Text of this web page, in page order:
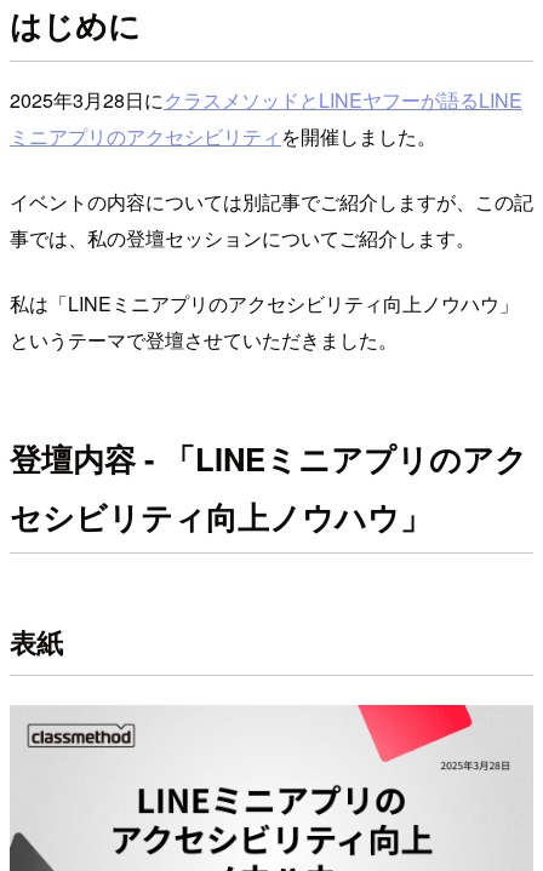
はじめに
2025年3月28日にクラスメソッドとLINEヤフーが語るLINE
ミニアプリのアクセシビリティ を開催しました。
イベントの内容については別記事でご紹介しますが、この記
事では、私の登壇セッションについてご紹介します。
私は「LINEミニアプリのアクセシビリティ向上ノウハウ」
というテーマで登壇させていただきました。
登壇内容 - 「LINEミニアプリのアク
セシビリティ向上ノウハウ」
表紙